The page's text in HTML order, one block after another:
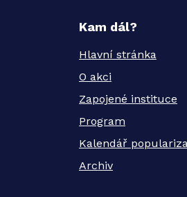
Kam dál?
Hlavní stránka
O akci
Zapojené instituce
Program
Kalendář
Archiv